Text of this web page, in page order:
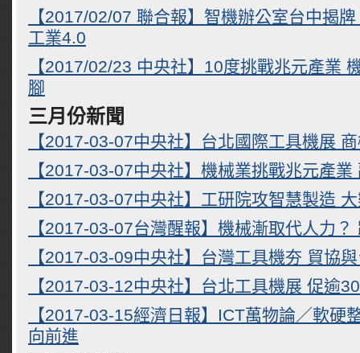
【2017/02/07 聯合報】智機辦公室台中揭
工業4.0
【2017/02/23 中央社】10度挑戰兆元產業
腳
三月份新聞
【2017-03-07中央社】台北國際工具機展
【2017-03-07中央社】機械業挑戰兆元產
【2017-03-07中央社】工研院攻智慧製造
【2017-03-07台灣醒報】機械漸取代人力
【2017-03-09中央社】台灣工具機夯 貿協
【2017-03-12中央社】台北工具機展 促逾
【2017-03-15經濟日報】ICT萬物論／軟硬
向前進